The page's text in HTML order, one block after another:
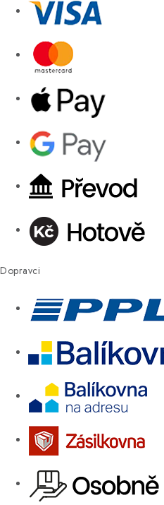
Dopravci